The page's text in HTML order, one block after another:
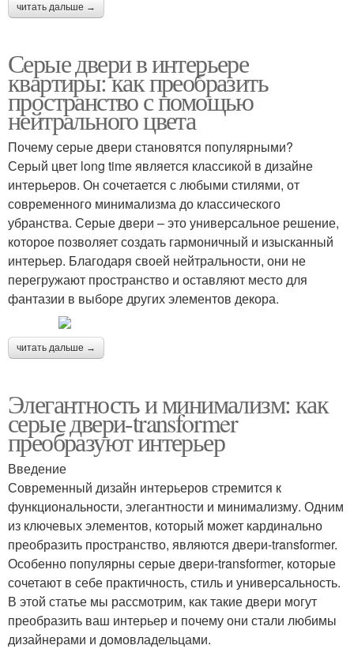
читать дальше →
Серые двери в интерьере
квартиры: как преобразить
пространство с помощью
нейтрального цвета
Почему серые двери становятся популярными?
Серый цвет long time является классикой в дизайне
интерьеров. Он сочетается с любыми стилями, от
современного минимализма до классического
убранства. Серые двери – это универсальное решение,
которое позволяет создать гармоничный и изысканный
интерьер. Благодаря своей нейтральности, они не
перегружают пространство и оставляют место для
фантазии в выборе других элементов декора.
читать дальше →
Элегантность и минимализм: как
серые двери-transformer
преобразуют интерьер
Введение
Современный дизайн интерьеров стремится к
функциональности, элегантности и минимализму. Одним
из ключевых элементов, который может кардинально
преобразить пространство, являются двери-transformer.
Особенно популярны серые двери-transformer, которые
сочетают в себе практичность, стиль и универсальность.
В этой статье мы рассмотрим, как такие двери могут
преобразить ваш интерьер и почему они стали любимы
дизайнерами и домовладельцами.